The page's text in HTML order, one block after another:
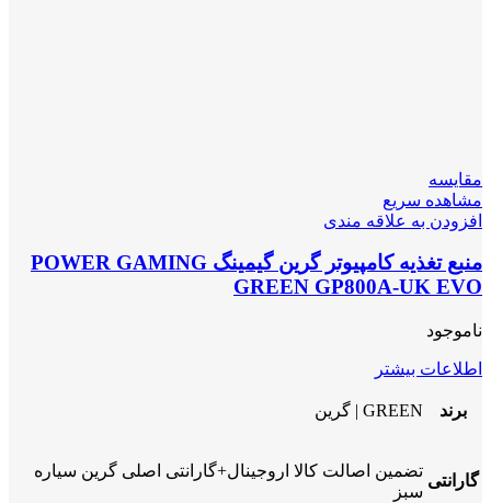
مقایسه
مشاهده سریع
افزودن به علاقه مندی
منبع تغذیه کامپیوتر گرین گیمینگ POWER GAMING
GREEN GP800A-UK EVO
ناموجود
اطلاعات بیشتر
برند GREEN | گرین
گارانتی
تضمین اصالت کالا اروجینال+گارانتی اصلی گرین سیاره
سبز